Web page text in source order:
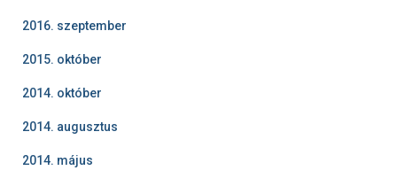
2016. szeptember
2015. október
2014. október
2014. augusztus
2014. május